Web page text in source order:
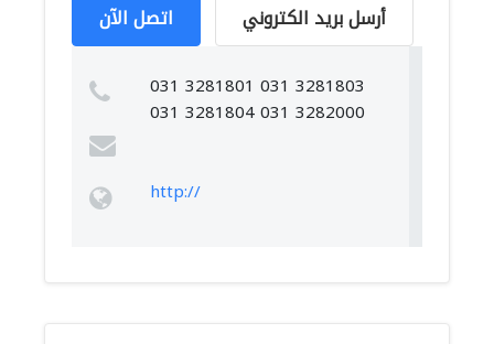
اتصل الآن أرسل بريد الكتروني
031 3281801 031 3281803
031 3281804 031 3282000
http://